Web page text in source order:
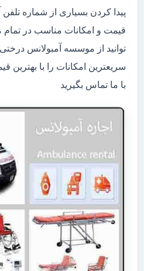
پیدا کردن بسیاری از شماره
قیمت و امکانات مناسب در
توانید از موسسه آمبولانس
سریعترین امکانات را با بهترین
با ما تماس بگیرید